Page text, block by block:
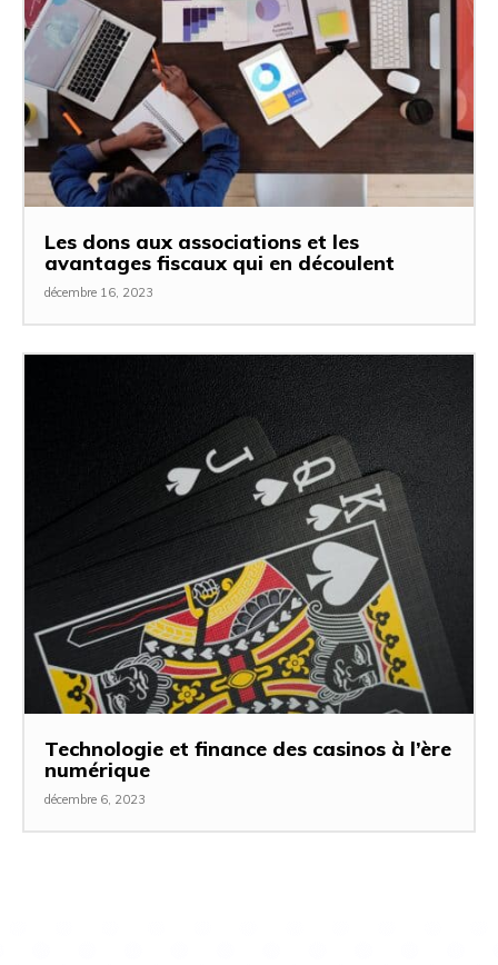
Les dons aux associations et les
avantages fiscaux qui en découlent
décembre 16, 2023
Technologie et finance des casinos à l’ère
numérique
décembre 6, 2023